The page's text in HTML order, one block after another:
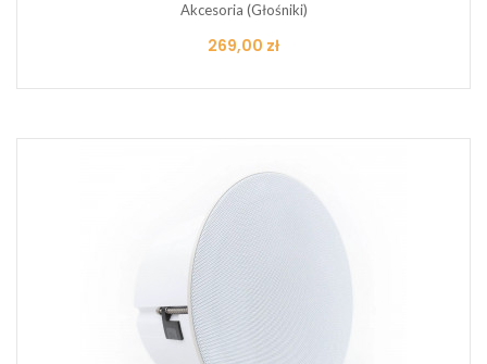
Akcesoria (Głośniki)
Cena
269,00 zł